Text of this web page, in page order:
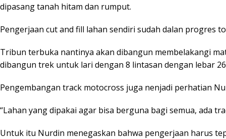
dipasang tanah hitam dan rumput.
Pengerjaan cut and fill lahan sendiri sudah dalan progres
Tribun terbuka nantinya akan dibangun membelakangi
dibangun trek untuk lari dengan 8 lintasan dengan lebar
Pengembangan track motocross juga nenjadi perhatian
“Lahan yang dipakai agar bisa berguna bagi semua, ada
Untuk itu Nurdin menegaskan bahwa pengerjaan harus